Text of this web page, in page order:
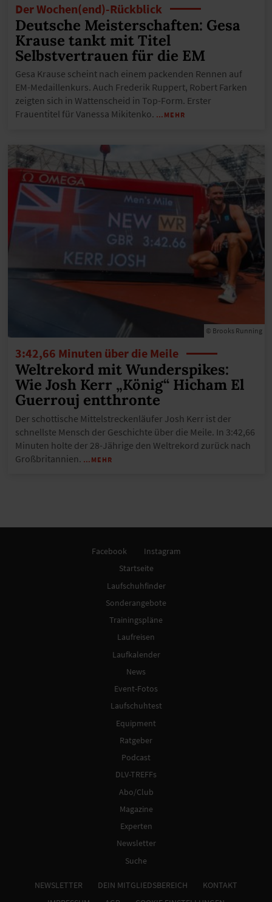
Der Wochen(end)-Rückblick
Deutsche Meisterschaften: Gesa
Krause tankt mit Titel
Selbstvertrauen für die EM
Gesa Krause scheint nach einem packenden Rennen auf
EM-Medaillenkurs. Auch Frederik Ruppert, Robert Farken
zeigten sich in Wattenscheid in Top-Form. Erster
Frauentitel für Vanessa Mikitenko. …MEHR
© Brooks Running
3:42,66 Minuten über die Meile
Weltrekord mit Wunderspikes:
Wie Josh Kerr „König“ Hicham El
Guerrouj entthronte
Der schottische Mittelstreckenläufer Josh Kerr ist der
schnellste Mensch der Geschichte über die Meile. In 3:42,66
Minuten holte der 28-Jährige den Weltrekord zurück nach
Großbritannien. …MEHR
Facebook
Instagram
Startseite
Laufschuhfinder
Sonderangebote
Trainingspläne
Laufreisen
Laufkalender
News
Event-Fotos
Laufschuhtest
Equipment
Ratgeber
Podcast
DLV-TREFFs
Abo/Club
Magazine
Experten
Newsletter
Suche
NEWSLETTER DEIN MITGLIEDSBEREICH
KONTAKT